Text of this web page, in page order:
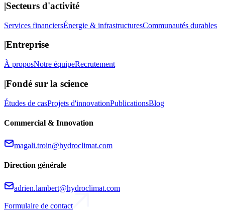
|Secteurs d'activité
Services financiersÉnergie & infrastructuresCommunautés durables
|Entreprise
À proposNotre équipeRecrutement
|Fondé sur la science
Études de casProjets d'innovationPublicationsBlog
Commercial & Innovation
magali.troin@hydroclimat.com
Direction générale
adrien.lambert@hydroclimat.com
Formulaire de contact